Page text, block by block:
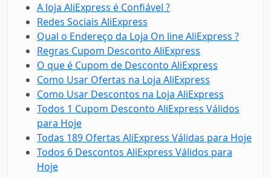
A loja AliExpress é Confiável ?
Redes Sociais AliExpress
Qual o Endereço da Loja On line AliExpress ?
Regras Cupom Desconto AliExpress
O que é Cupom de Desconto AliExpress
Como Usar Ofertas na Loja AliExpress
Como Usar Descontos na Loja AliExpress
Todos 1 Cupom Desconto AliExpress Válidos
para Hoje
Todas 189 Ofertas AliExpress Válidas para Hoje
Todos 6 Descontos AliExpress Válidos para
Hoje